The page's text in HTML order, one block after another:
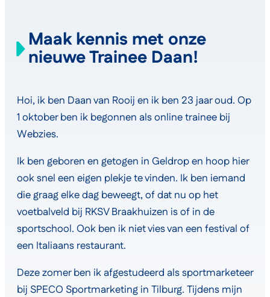
Maak kennis met onze
nieuwe Trainee Daan!
Hoi, ik ben Daan van Rooij en ik ben 23 jaar oud. Op
1 oktober ben ik begonnen als online trainee bij
Webzies.
Ik ben geboren en getogen in Geldrop en hoop hier
ook snel een eigen plekje te vinden. Ik ben iemand
die graag elke dag beweegt, of dat nu op het
voetbalveld bij RKSV Braakhuizen is of in de
sportschool. Ook ben ik niet vies van een festival of
een Italiaans restaurant.
Deze zomer ben ik afgestudeerd als sportmarketeer
bij SPECO Sportmarketing in Tilburg. Tijdens mijn